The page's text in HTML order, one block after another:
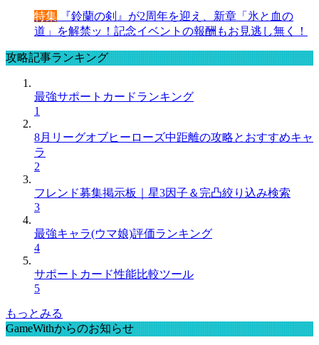
特集 『鈴蘭の剣』が2周年を迎え、新章「氷と血の
道」を解禁ッ！記念イベントの報酬もお見逃し無く！
攻略記事ランキング
最強サポートカードランキング
1
8月リーグオブヒーローズ中距離の攻略とおすすめキャ
ラ
2
フレンド募集掲示板｜星3因子＆完凸絞り込み検索
3
最強キャラ(ウマ娘)評価ランキング
4
サポートカード性能比較ツール
5
もっとみる
GameWithからのお知らせ